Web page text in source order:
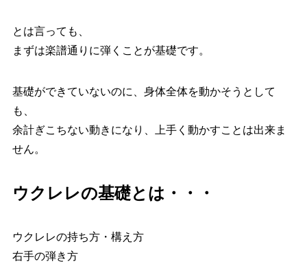
とは言っても、
まずは楽譜通りに弾くことが基礎です。
基礎ができていないのに、身体全体を動かそうとして
も、
余計ぎこちない動きになり、上手く動かすことは出来ま
せん。
ウクレレの基礎とは・・・
ウクレレの持ち方・構え方
右手の弾き方